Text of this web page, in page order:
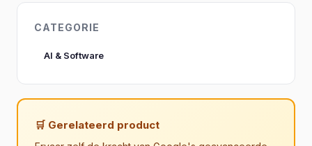
CATEGORIE
AI & Software
🛒 Gerelateerd product